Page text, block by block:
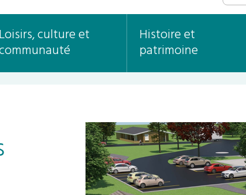
Loisirs, culture et Histoire et
patrimoine